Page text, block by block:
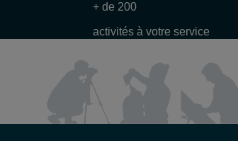
+ de 200
activités à votre service